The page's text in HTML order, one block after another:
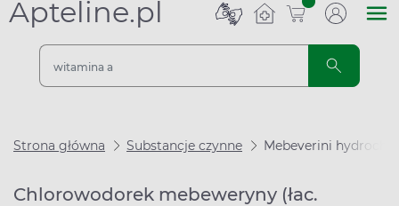
sztuk
Strona główna Substancje czynne Mebeverini
Chlorowodorek mebeweryny (łac.